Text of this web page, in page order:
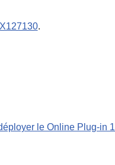
.
le Online Plug-in